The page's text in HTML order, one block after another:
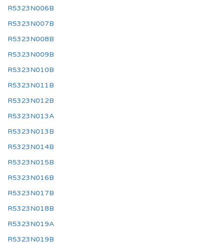
R5323N006B
R5323N007B
R5323N008B
R5323N009B
R5323N010B
R5323N011B
R5323N012B
R5323N013A
R5323N013B
R5323N014B
R5323N015B
R5323N016B
R5323N017B
R5323N018B
R5323N019A
R5323N019B